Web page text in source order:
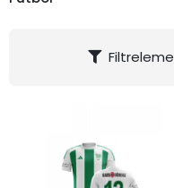
Filtreleme